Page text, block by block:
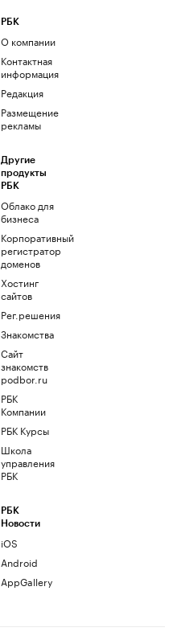
РБК
О компании
Контактная
информация
Редакция
Размещение
рекламы
Другие
продукты
РБК
Облако для
бизнеса
Корпоративный
регистратор
доменов
Хостинг
сайтов
Рег.решения
Знакомства
Сайт
знакомств
podbor.ru
РБК
Компании
РБК Курсы
Школа
управления
РБК
РБК
Новости
iOS
Android
AppGallery